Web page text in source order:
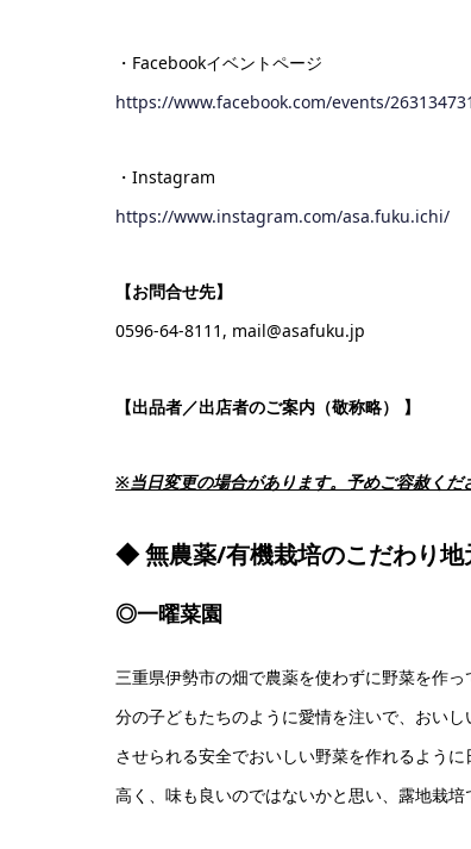
・Facebookイベントページ
https://www.facebook.com/events/
・Instagram
https://www.instagram.com/asa.fuku.ichi/
【お問合せ先】
0596-64-8111, mail@asafuku.jp
【出品者／出店者のご案内（敬称略） 】
※当日変更の場合があります。予めご容赦くだ
◆ 無農薬/有機栽培のこだわり地
◎一曜菜園
三重県伊勢市の畑で農薬を使わずに野菜を作
分の子どもたちのように愛情を注いで、おい
させられる安全でおいしい野菜を作れるよう
高く、味も良いのではないかと思い、露地栽培